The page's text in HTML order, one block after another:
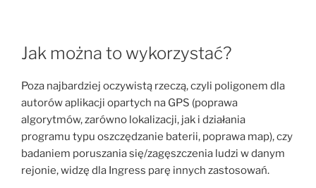
Jak można to wykorzystać?
Poza najbardziej oczywistą rzeczą, czyli poligonem dla
autorów aplikacji opartych na GPS (poprawa
algorytmów, zarówno lokalizacji, jak i działania
programu typu oszczędzanie baterii, poprawa map), czy
badaniem poruszania się/zagęszczenia ludzi w danym
rejonie, widzę dla Ingress parę innych zastosowań.